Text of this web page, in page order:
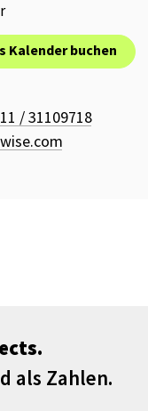
Kalender buchen
/ 31109718
als Zahlen.